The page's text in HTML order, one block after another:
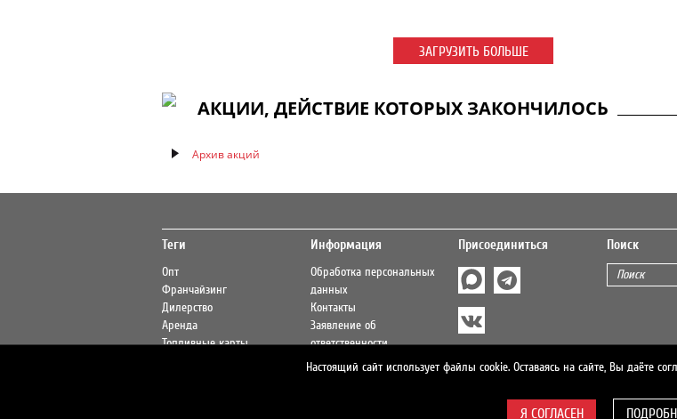
ЗАГРУЗИТЬ БОЛЬШЕ
АКЦИИ, ДЕЙСТВИЕ КОТОРЫХ ЗАКОНЧИЛОСЬ
Архив акций
Теги
Опт
Франчайзинг
Дилерство
Аренда
Топливные карты
Информация
Обработка персональных
данных
Контакты
Заявление об
ответственности
Предупреждение о
Присоединиться Поиск
Настоящий сайт использует файлы cookie. Оставаясь на сайте, Вы даёте